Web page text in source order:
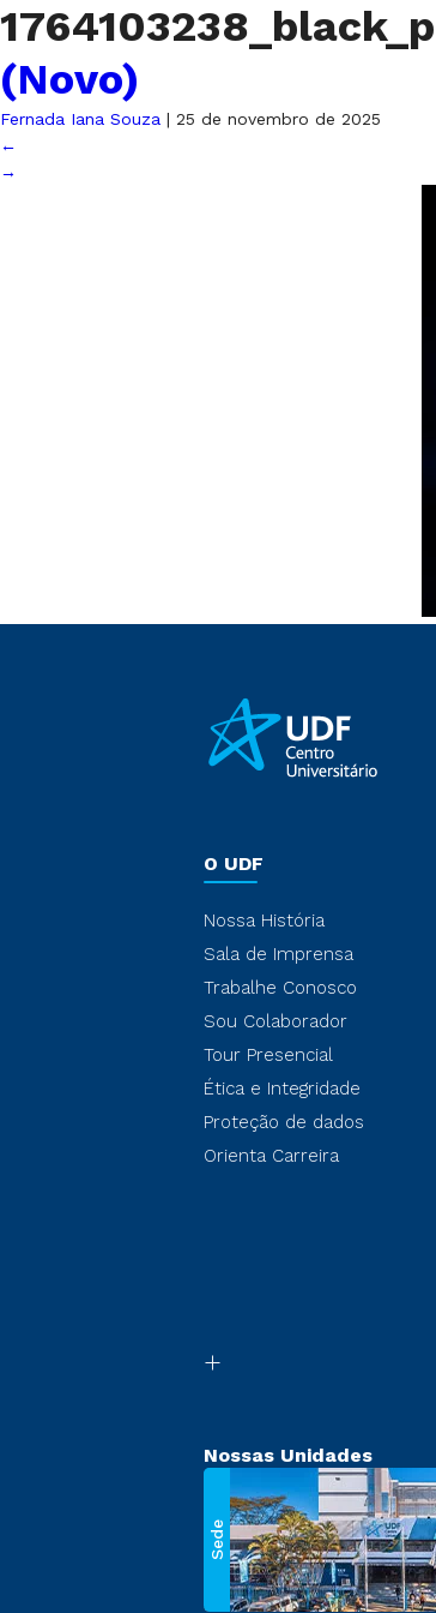
(Novo)
Fernada Iana Souza | 25 de novembro de 2025
←
→
O UDF
Nossa História
Sala de Imprensa
Trabalhe Conosco
Sou Colaborador
Tour Presencial
Ética e Integridade
Proteção de dados
Orienta Carreira
Nossas Unidades
Sede